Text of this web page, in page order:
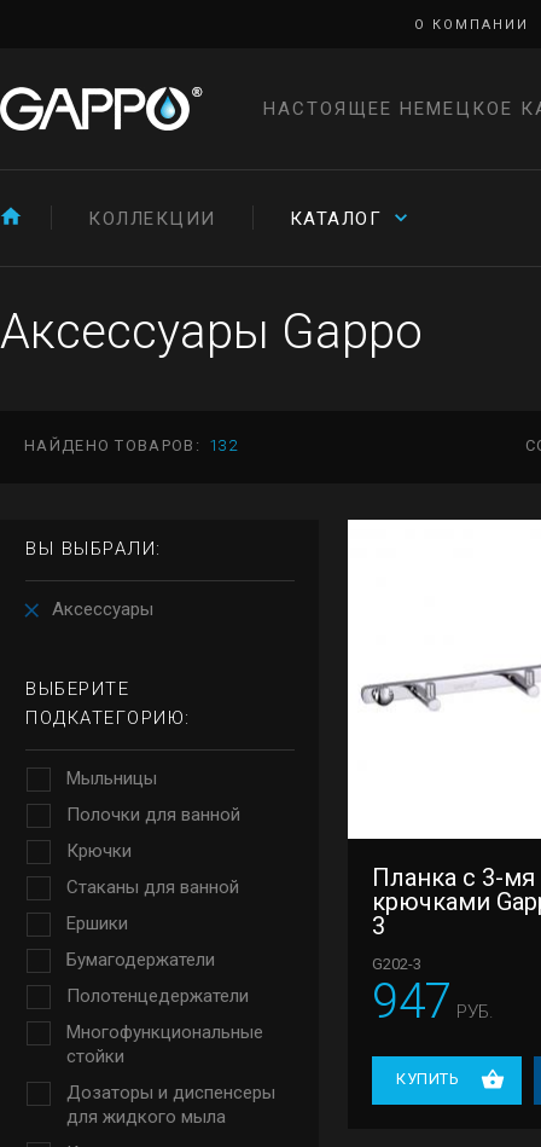
О КОМПАНИИ
НАСТОЯЩЕЕ НЕМЕЦКОЕ
КОЛЛЕКЦИИ КАТАЛОГ
Аксессуары Gappo
НАЙДЕНО ТОВАРОВ: 132
ВЫ ВЫБРАЛИ:
Аксессуары
ВЫБЕРИТЕ
ПОДКАТЕГОРИЮ:
Мыльницы
Полочки для ванной
Крючки
Стаканы для ванной
Ершики
Бумагодержатели
Полотенцедержатели
Многофункциональные
стойки
Дозаторы и диспенсеры
для жидкого мыла
Планка с 3-мя
крючками
3
G202-3
947 РУБ.
КУПИТЬ